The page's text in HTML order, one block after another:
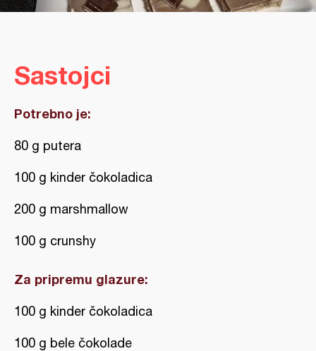
Sastojci
Potrebno je:
80 g putera
100 g kinder čokoladica
200 g marshmallow
100 g crunshy
Za pripremu glazure:
100 g kinder čokoladica
100 g bele čokolade